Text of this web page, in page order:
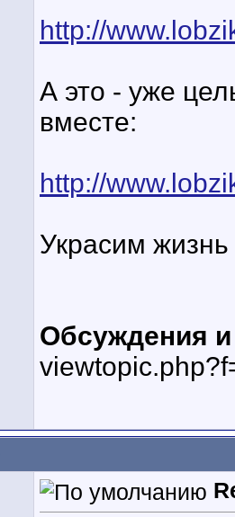
http://
А это - уже
вместе:
http://
Украсим
Обсуждения